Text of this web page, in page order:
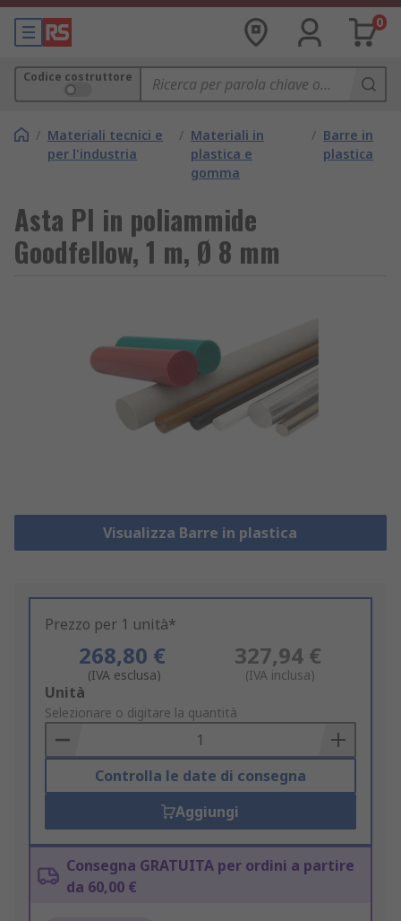
0
Codice costruttore
/ Materiali tecnici e
per l'industria
/ Materiali in
plastica e
gomma
/ Barre in
plastica
Asta PI in poliammide
Goodfellow, 1 m, Ø 8 mm
Visualizza Barre in plastica
Prezzo per 1 unità*
268,80 €
(IVA esclusa)
327,94 €
(IVA inclusa)
Add
to
Basket
Unità
Selezionare o digitare la quantità
Controlla le date di consegna
Aggiungi
Consegna GRATUITA per ordini a partire
da 60,00 €